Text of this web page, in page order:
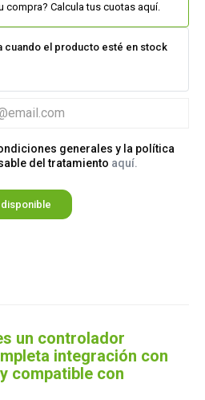
compra? Calcula tus cuotas aquí.
cuando el producto esté en stock
generales y la política
del tratamiento aquí.
un controlador
integración con
compatible con